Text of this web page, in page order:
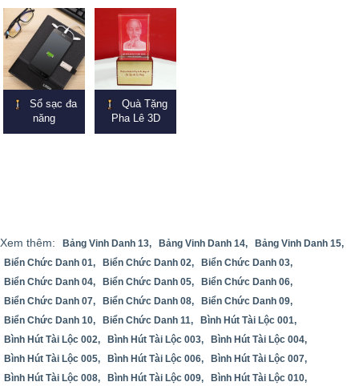
Sổ sạc đa
năng
Quà Tặng
Pha Lê 3D
Xem thêm: Bảng Vinh Danh 13, Bảng Vinh Danh 14,
Bảng Vinh Danh 15,
Biển Chức Danh 01,
Biển Chức Danh 02,
Biển Chức Danh 03,
Biển Chức Danh 04,
Biển Chức Danh 05,
Biển Chức Danh 06,
Biển Chức Danh 07,
Biển Chức Danh 08,
Biển Chức Danh 09,
Biển Chức Danh 10,
Biển Chức Danh 11,
Bình Hút Tài Lộc 001,
Bình Hút Tài Lộc 002,
Bình Hút Tài Lộc 003,
Bình Hút Tài Lộc 004,
Bình Hút Tài Lộc 005,
Bình Hút Tài Lộc 006,
Bình Hút Tài Lộc 007,
Bình Hút Tài Lộc 008,
Bình Hút Tài Lộc 009,
Bình Hút Tài Lộc 010,